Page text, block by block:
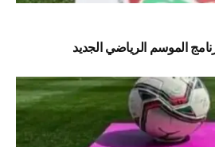
الموسم الرياضي الجديد